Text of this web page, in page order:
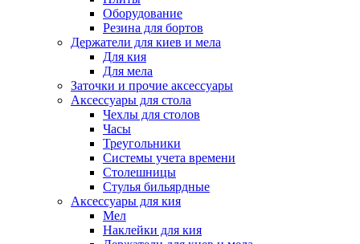
Оборудование
Резина для бортов
Держатели для киев и мела
Для кия
Для мела
Заточки и прочие аксессуары
Аксессуары для стола
Чехлы для столов
Часы
Треугольники
Системы учета времени
Столешницы
Стулья бильярдные
Аксессуары для кия
Мел
Наклейки для кия